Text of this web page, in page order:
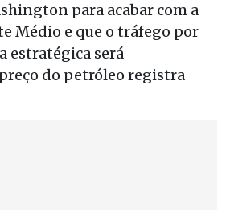
para acabar com a
Médio e que o tráfego por
estratégica será
do petróleo registra